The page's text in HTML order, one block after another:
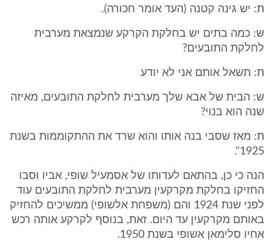
ת: יש גינה קטנה (העד אומר חכורה).
ש: כמה בתים יש בחלקת הקרקע שנמצאת מערבית
לחלקת התובעים?
ת: תשאל אותם אני לא יודע
ש: הבית של אבא שלך מערבית לחלקת התובעים, מאיזה
שנה הוא בנוי?
ת: מאז שסבי בנה אותו והוא שרד את ההתקוממות בשנת
1925".
הנה כי כן, בהתאם לעדותו של אסמעיל שופי, אביו וסבו
החזיקו בחלקת מקרקעין מערבית לחלקת התובעים עוד
לפני שנת 1924 והם (משפחת אלשופי) ממשיכים להחזיק
באותם מקרקעין עד היום. זאת, בנוסף לקרקע אותה רכש
אחיו סלימאן אשופי בשנת 1950.